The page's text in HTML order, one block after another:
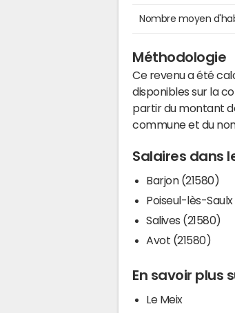
Nombre moyen
Méthodologie
Ce revenu a été
disponibles sur la
partir du montant
commune et du
Salaires dans
Barjon (21580)
Poiseul-lès-Saulx
Salives (21580)
Avot (21580)
En savoir plus
Le Meix